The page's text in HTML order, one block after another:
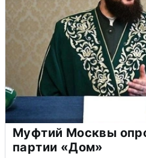
Муфтий Москвы
партии «Дом»